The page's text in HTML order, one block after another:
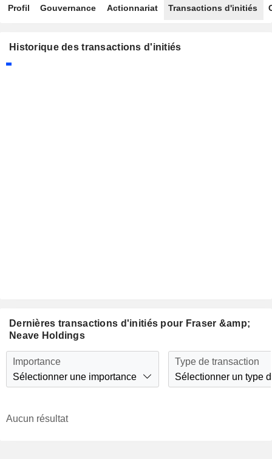
Profil Gouvernance Actionnariat Transactions d'initiés
Historique des transactions d'initiés
Dernières transactions d'initiés pour Fraser &amp;
Neave Holdings
Importance
Sélectionner une importance
Type de transaction
Sélectionner un type
Aucun résultat